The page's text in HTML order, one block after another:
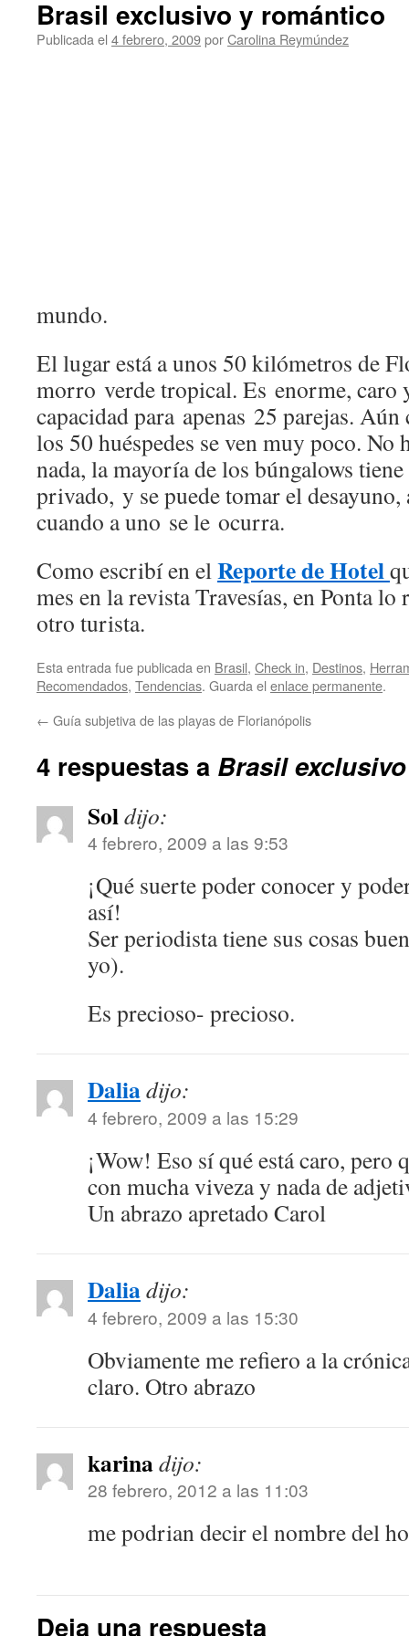
Brasil exclusivo y romántico
Publicada el 4 febrero, 2009porCarolina Reymúndez
mundo.
El lugar está a unos 50 kilómetros de
morro verde tropical. Es enorme, caro
capacidad para apenas 25 parejas.
los 50 huéspedes se ven muy poco.
nada, la mayoría de los búngalows
privado, y se puede tomar el
cuando a uno se le ocurra.
Como escribí en elReporte de Hotel
mes en la revista Travesías, en Ponta lo
otro turista.
Esta entrada fue publicada en Brasil, Check in, Destinos,
Recomendados, Tendencias. Guarda el enlace permanente.
← Guía subjetiva de las playas de Florianópolis
4 respuestas a Brasil
Soldijo:
4 febrero, 2009 a las 9:53
¡Qué suerte poder conocer y
así!
Ser periodista tiene sus cosas
yo).
Es precioso- precioso.
Daliadijo:
4 febrero, 2009 a las 15:29
¡Wow! Eso sí qué está caro, pero
con mucha viveza y nada de
Un abrazo apretado Carol
Daliadijo:
4 febrero, 2009 a las 15:30
Obviamente me refiero a la
claro. Otro abrazo
karinadijo:
28 febrero, 2012 a las 11:03
me podrian decir el nombre del
Deja una respuesta